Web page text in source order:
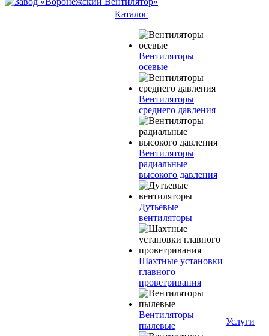
Каталог
Вентиляторы
осевые
Вентиляторы
среднего давления
Вентиляторы
радиальные
высокого давления
Дутьевые
вентиляторы
Шахтные установки
главного
проветривания
Вентиляторы
пылевые
Услуги